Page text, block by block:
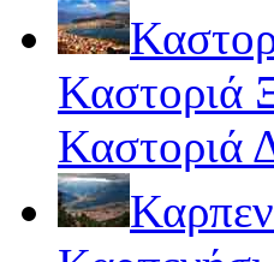
Καστοριά
Καστοριά